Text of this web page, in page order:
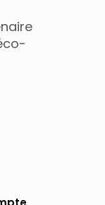
page
produit